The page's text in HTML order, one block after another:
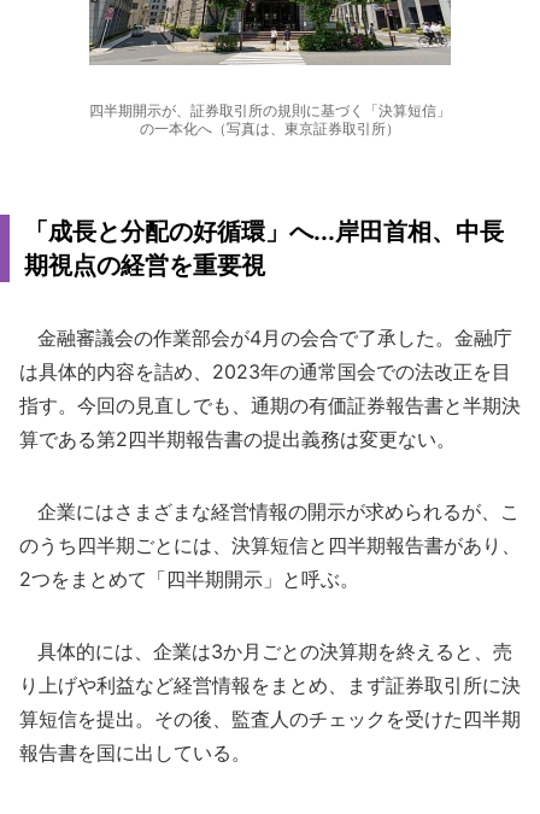
四半期開示が、証券取引所の規則に基づく「決算短信」
の一本化へ（写真は、東京証券取引所）
「成長と分配の好循環」へ...岸田首相、中長
期視点の経営を重要視
金融審議会の作業部会が4月の会合で了承した。金融庁
は具体的内容を詰め、2023年の通常国会での法改正を目
指す。今回の見直しでも、通期の有価証券報告書と半期決
算である第2四半期報告書の提出義務は変更ない。
企業にはさまざまな経営情報の開示が求められるが、こ
のうち四半期ごとには、決算短信と四半期報告書があり、
2つをまとめて「四半期開示」と呼ぶ。
具体的には、企業は3か月ごとの決算期を終えると、売
り上げや利益など経営情報をまとめ、まず証券取引所に決
算短信を提出。その後、監査人のチェックを受けた四半期
報告書を国に出している。